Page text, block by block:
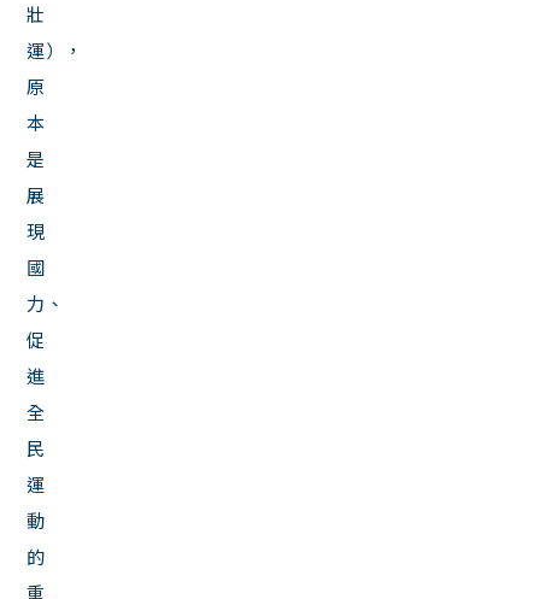
壯
運），
原
本
是
展
現
國
力、
促
進
全
民
運
動
的
重